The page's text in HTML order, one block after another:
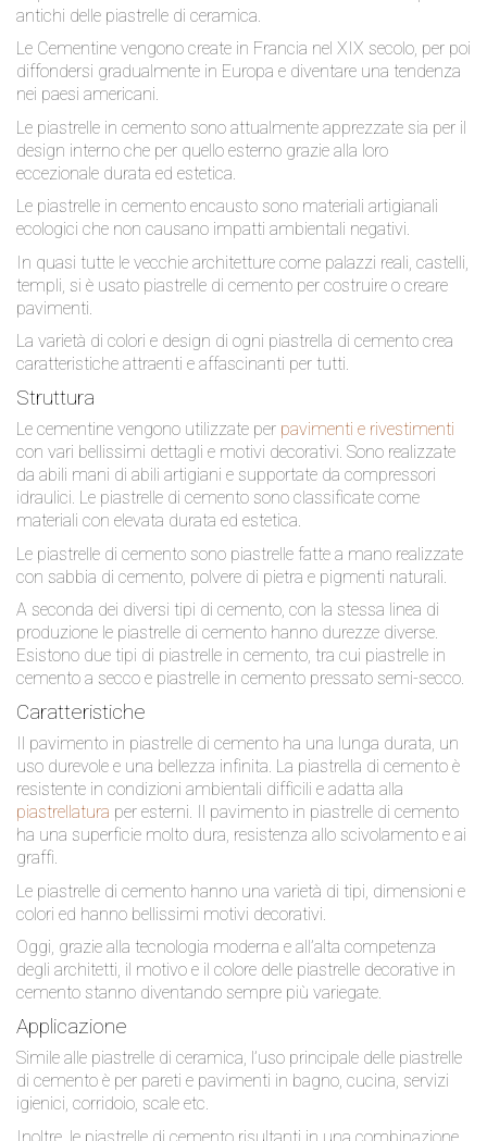
antichi delle piastrelle di ceramica.
Le Cementine vengono create in Francia nel XIX secolo, per poi
diffondersi gradualmente in Europa e diventare una tendenza
nei paesi americani.
Le piastrelle in cemento sono attualmente apprezzate sia per il
design interno che per quello esterno grazie alla loro
eccezionale durata ed estetica.
Le piastrelle in cemento encausto sono materiali artigianali
ecologici che non causano impatti ambientali negativi.
In quasi tutte le vecchie architetture come palazzi reali, castelli,
templi, si è usato piastrelle di cemento per costruire o creare
pavimenti.
La varietà di colori e design di ogni piastrella di cemento crea
caratteristiche attraenti e affascinanti per tutti.
Struttura
Le cementine vengono utilizzate per pavimenti e rivestimenti
con vari bellissimi dettagli e motivi decorativi. Sono realizzate
da abili mani di abili artigiani e supportate da compressori
idraulici. Le piastrelle di cemento sono classificate come
materiali con elevata durata ed estetica.
Le piastrelle di cemento sono piastrelle fatte a mano realizzate
con sabbia di cemento, polvere di pietra e pigmenti naturali.
A seconda dei diversi tipi di cemento, con la stessa linea di
produzione le piastrelle di cemento hanno durezze diverse.
Esistono due tipi di piastrelle in cemento, tra cui piastrelle in
cemento a secco e piastrelle in cemento pressato semi-secco.
Caratteristiche
Il pavimento in piastrelle di cemento ha una lunga durata, un
uso durevole e una bellezza infinita. La piastrella di cemento è
resistente in condizioni ambientali difficili e adatta alla
piastrellatura per esterni. Il pavimento in piastrelle di cemento
ha una superficie molto dura, resistenza allo scivolamento e ai
graffi.
Le piastrelle di cemento hanno una varietà di tipi, dimensioni e
colori ed hanno bellissimi motivi decorativi.
Oggi, grazie alla tecnologia moderna e all’alta competenza
degli architetti, il motivo e il colore delle piastrelle decorative in
cemento stanno diventando sempre più variegate.
Applicazione
Simile alle piastrelle di ceramica, l’uso principale delle piastrelle
di cemento è per pareti e pavimenti in bagno, cucina, servizi
igienici, corridoio, scale etc.